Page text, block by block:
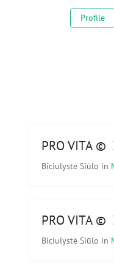
Profile
PRO VITA ©
Biciulystė Siūlo in
PRO VITA ©
Biciulystė Siūlo in